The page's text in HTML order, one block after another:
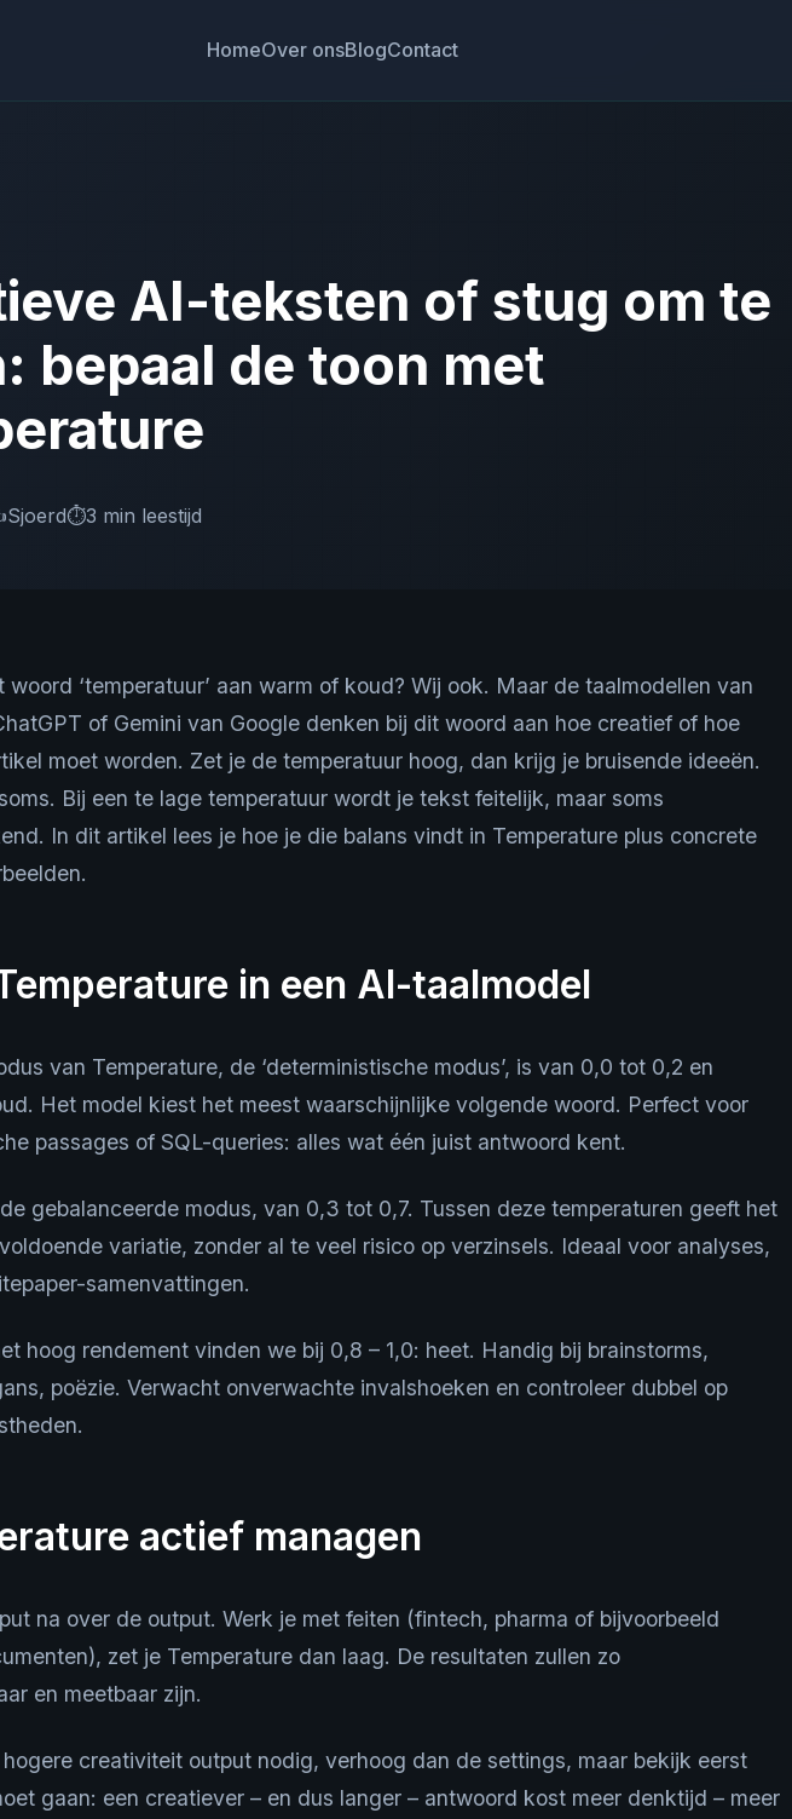
HomeOver onsBlogContact
AI-teksten of stug om te
bepaal de toon met
Sjoerd⏱️3 min leestijd
woord ‘temperatuur’ aan warm of koud? Wij ook. Maar de taalmodellen van
of Gemini van Google denken bij dit woord aan hoe creatief of hoe
moet worden. Zet je de temperatuur hoog, dan krijg je bruisende ideeën.
Bij een te lage temperatuur wordt je tekst feitelijk, maar soms
In dit artikel lees je hoe je die balans vindt in Temperature plus concrete
in een AI-taalmodel
van Temperature, de ‘deterministische modus’, is van 0,0 tot 0,2 en
Het model kiest het meest waarschijnlijke volgende woord. Perfect voor
passages of SQL-queries: alles wat één juist antwoord kent.
gebalanceerde modus, van 0,3 tot 0,7. Tussen deze temperaturen geeft het
variatie, zonder al te veel risico op verzinsels. Ideaal voor analyses,
samenvattingen.
hoog rendement vinden we bij 0,8 – 1,0: heet. Handig bij brainstorms,
poëzie. Verwacht onverwachte invalshoeken en controleer dubbel op
actief managen
na over de output. Werk je met feiten (fintech, pharma of bijvoorbeeld
zet je Temperature dan laag. De resultaten zullen zo
en meetbaar zijn.
creativiteit output nodig, verhoog dan de settings, maar bekijk eerst
gaan: een creatiever – en dus langer – antwoord kost meer denktijd – meer